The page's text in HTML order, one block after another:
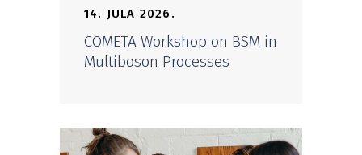
14. JULA 2026.
COMETA Workshop on BSM in
Multiboson Processes